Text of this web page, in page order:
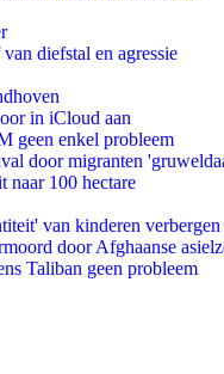
diefstal en agressie
in iCloud aan
geen enkel probleem
door migranten
naar 100 hectare
van kinderen
door Afghaanse
Taliban geen probleem